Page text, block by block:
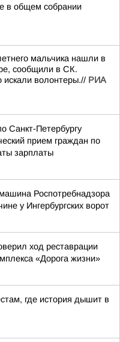
в общем собрании
мальчика нашли в
сообщили в СК.
искали волонтеры.// РИА
Санкт-Петербургу
прием граждан по
зарплаты
Роспотребнадзора
у Ингербургских ворот
ход реставрации
«Дорога жизни»
где история дышит в